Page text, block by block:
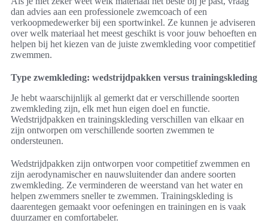
dan advies aan een professionele zwemcoach of een
verkoopmedewerker bij een sportwinkel. Ze kunnen je adviseren
over welk materiaal het meest geschikt is voor jouw behoeften en
helpen bij het kiezen van de juiste zwemkleding voor competitief
zwemmen.
Type zwemkleding: wedstrijdpakken versus trainingskleding
Je hebt waarschijnlijk al gemerkt dat er verschillende soorten
zwemkleding zijn, elk met hun eigen doel en functie.
Wedstrijdpakken en trainingskleding verschillen van elkaar en
zijn ontworpen om verschillende soorten zwemmen te
ondersteunen.
Wedstrijdpakken zijn ontworpen voor competitief zwemmen en
zijn aerodynamischer en nauwsluitender dan andere soorten
zwemkleding. Ze verminderen de weerstand van het water en
helpen zwemmers sneller te zwemmen. Trainingskleding is
daarentegen gemaakt voor oefeningen en trainingen en is vaak
duurzamer en comfortabeler.